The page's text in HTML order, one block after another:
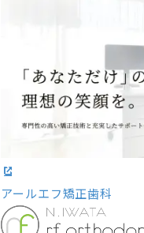
アールエフ矯正歯科